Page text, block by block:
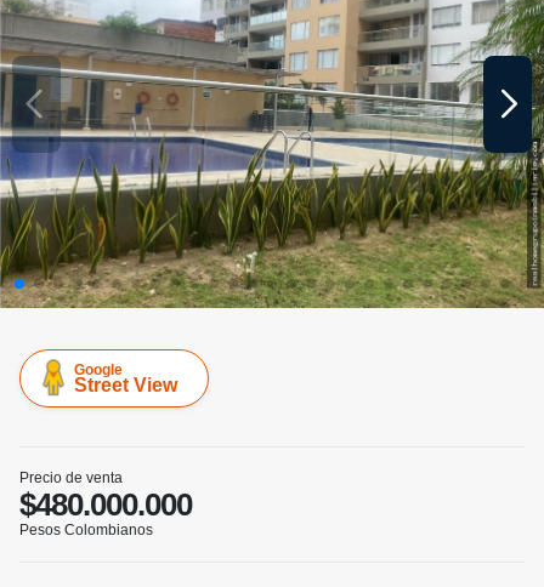
Google
Street View
Precio de venta
$480.000.000
Pesos Colombianos